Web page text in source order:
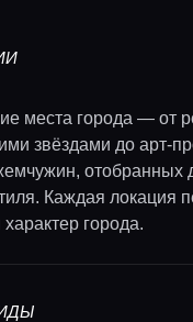
места города — от
звёздами до арт-
отобранных
Каждая локация
города.